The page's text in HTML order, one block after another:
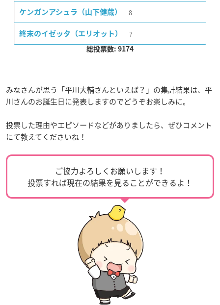
ケンガンアシュラ（山下健蔵） 8
終末のイゼッタ（エリオット） 7
総投票数: 9174
みなさんが思う「平川大輔さんといえば？」の集計結果は、平
川さんのお誕生日に発表しますのでどうぞお楽しみに。
投票した理由やエピソードなどがありましたら、ぜひコメント
にて教えてくださいね！
ご協力よろしくお願いします！
投票すれば現在の結果を見ることができるよ！